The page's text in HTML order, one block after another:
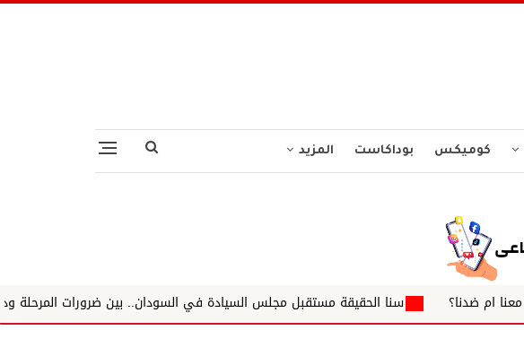
كوميكس بوداكاست المزيد
سنا الحقيقة مستقبل مجلس السيادة في السودان.. بين ضرورات المرحلة ودروس التجارب